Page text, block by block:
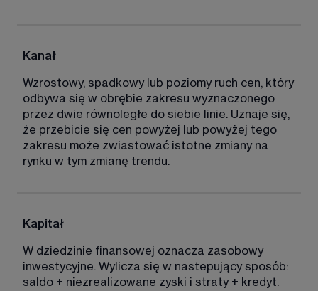
Kanał
Wzrostowy, spadkowy lub poziomy ruch cen, który
odbywa się w obrębie zakresu wyznaczonego
przez dwie równoległe do siebie linie. Uznaje się,
że przebicie się cen powyżej lub powyżej tego
zakresu może zwiastować istotne zmiany na
rynku w tym zmianę trendu.
Kapitał
W dziedzinie finansowej oznacza zasobowy
inwestycyjne. Wylicza się w nastepujący sposób:
saldo + niezrealizowane zyski i straty + kredyt.